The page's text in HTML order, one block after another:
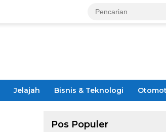
Jelajah Bisnis & Teknologi
Pos Populer